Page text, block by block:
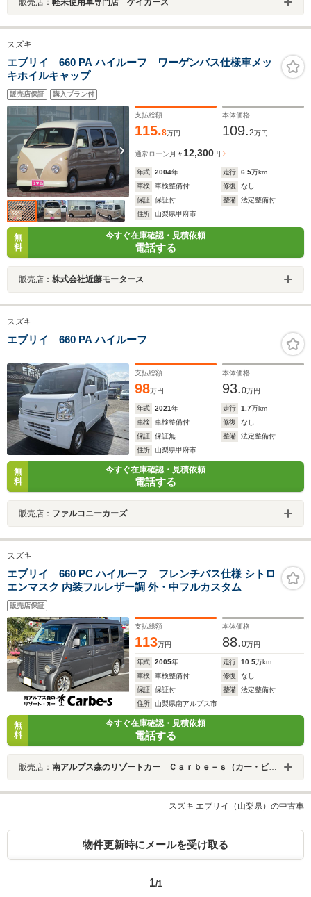
スズキ
エブリイ 660 PA ハイルーフ ワーゲンバス仕様車メッ
キホイルキャップ
販売店保証 購入プラン付
支払総額
115.8万円
本体価格
109.2万円
通常ローン 月々 12,300円
年式 2004年 走行 6.5万km
車検
車検整備付 修復
なし
保証
保証付 整備
法定整備付
住所
山梨県甲府市
無
料
今すぐ在庫確認・見積依頼
電話する
販売店： 株式会社近藤モータース
スズキ
エブリイ 660 PA ハイルーフ
支払総額
98万円
本体価格
93.0万円
年式 2021年 走行 1.7万km
車検
車検整備付 修復
なし
保証
保証無 整備
法定整備付
住所
山梨県甲府市
無
料
今すぐ在庫確認・見積依頼
電話する
販売店： ファルコニーカーズ
スズキ
エブリイ 660 PC ハイルーフ フレンチバス仕様 シトロ
エンマスク 内装フルレザー調 外・中フルカスタム
販売店保証
支払総額
113万円
本体価格
88.0万円
年式 2005年 走行 10.5万km
車検
車検整備付 修復
なし
保証
保証付 整備
法定整備付
住所
山梨県南アルプス市
無
料
今すぐ在庫確認・見積依頼
電話する
販売店： 南アルプス森のリゾートカー Ｃａｒｂｅ－ｓ（カー・ビーズ）
スズキ エブリイ（山梨県）の中古車
物件更新時にメールを受け取る
1/1